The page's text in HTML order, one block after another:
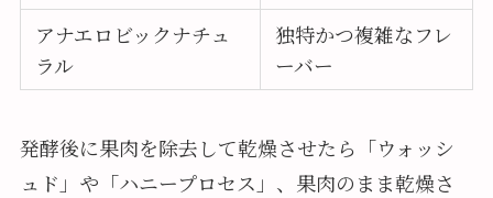
アナエロビックナチュ
ラル
独特かつ複雑なフレ
ーバー
発酵後に果肉を除去して乾燥させたら「ウォッシ
ュド」や「ハニープロセス」、果肉のまま乾燥さ